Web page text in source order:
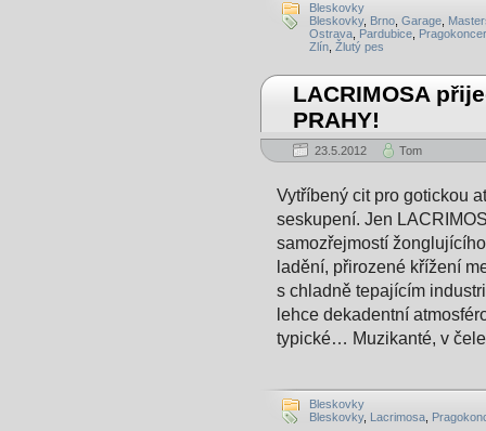
Bleskovky
Bleskovky, Brno Garage
Ostrava Pardubice
Zlín Žlutý pes
LACRIMOSA
PRAHY!
23.5.2012 Tom
Vytříbený cit pro gotickou
seskupení. Jen
samozřejmostí
ladění, přirozené křížení
s chladně tepajícím
lehce dekadentní
typické… Muzikanté, v
Bleskovky
Bleskovky, Lacrimosa